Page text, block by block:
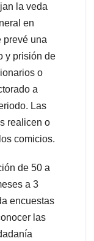
la veda
en
prevé una
y prisión de
o
a
Las
realicen o
comicios.
de 50 a
a 3
encuestas
las